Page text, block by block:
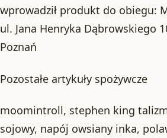
wprowadził produkt do obiegu:
ul. Jana Henryka Dąbrowskiego
Poznań
Pozostałe artykuły spożywcze
moomintroll, stephen king
sojowy, napój owsiany inka,